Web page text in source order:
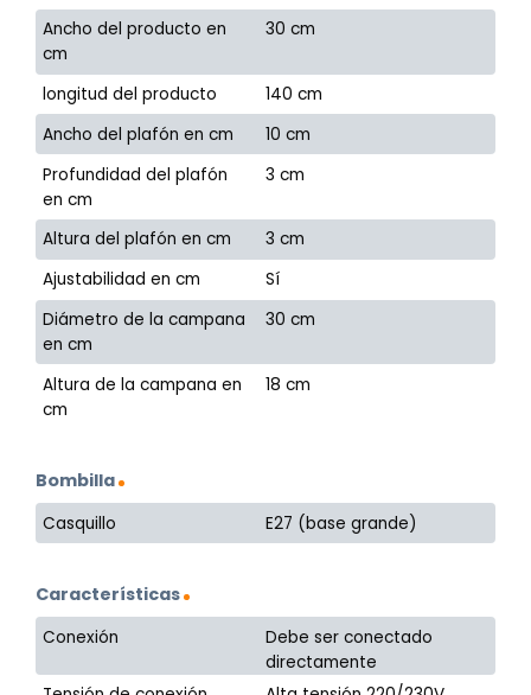
Ancho del producto en
cm
30 cm
longitud del producto
140 cm
Ancho del plafón en cm
10 cm
Profundidad del plafón
en cm
3 cm
Altura del plafón en cm
3 cm
Ajustabilidad en cm
Sí
Diámetro de la campana
en cm
30 cm
Altura de la campana en
cm
18 cm
Bombilla
Casquillo E27 (base grande)
Características
Conexión
Debe ser conectado
directamente